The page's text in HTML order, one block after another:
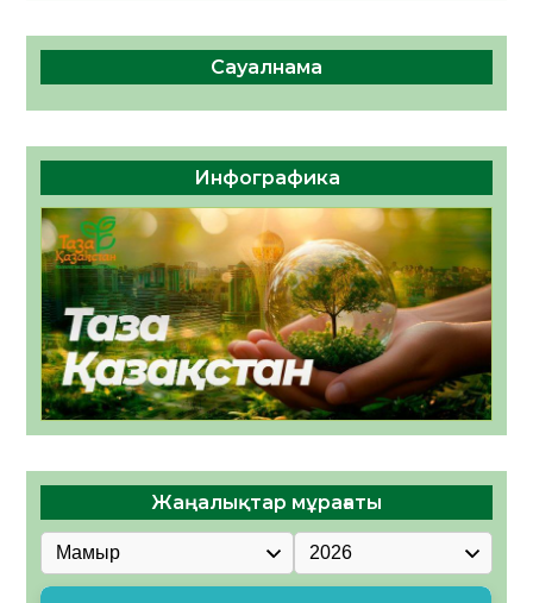
Сауалнама
Инфографика
Жаңалықтар мұрағаты